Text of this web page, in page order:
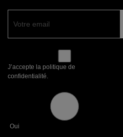
J’accepte la politique de
confidentialité.
Oui